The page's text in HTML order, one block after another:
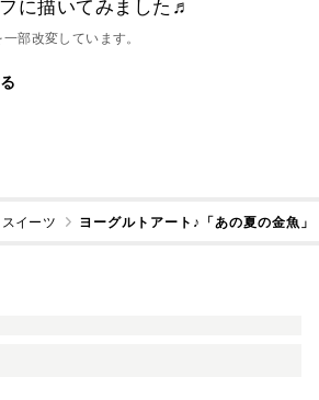
に描いてみました♬
部改変しています。
スイーツ ヨーグルトアート♪「あの夏の金魚」